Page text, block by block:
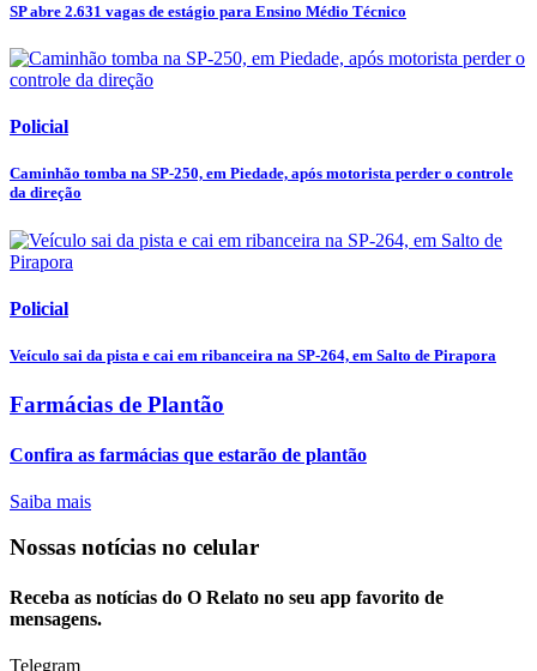
SP abre 2.631 vagas de estágio para Ensino Médio Técnico
Policial
Caminhão tomba na SP-250, em Piedade, após motorista perder o controle
da direção
Policial
Veículo sai da pista e cai em ribanceira na SP-264, em Salto de Pirapora
Farmácias de Plantão
Confira as farmácias que estarão de plantão
Saiba mais
Nossas notícias no celular
Receba as notícias do O Relato no seu app favorito de
mensagens.
Telegram